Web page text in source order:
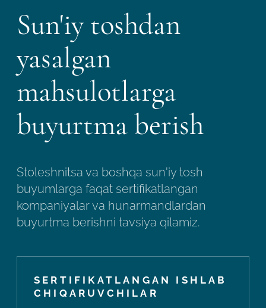
Sun'iy toshdan
yasalgan
mahsulotlarga
buyurtma berish
Stoleshnitsa va boshqa sun'iy tosh
buyumlarga faqat sertifikatlangan
kompaniyalar va hunarmandlardan
buyurtma berishni tavsiya qilamiz.
SERTIFIKATLANGAN ISHLAB
CHIQARUVCHILAR